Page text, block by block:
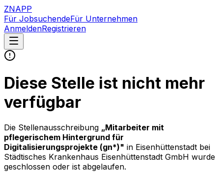
ZNAPP
Für JobsuchendeFür Unternehmen
AnmeldenRegistrieren
Diese Stelle ist nicht mehr
verfügbar
Die Stellenausschreibung „Mitarbeiter mit
pflegerischem Hintergrund für
Digitalisierungsprojekte (gn*)" in Eisenhüttenstadt bei
Städtisches Krankenhaus Eisenhüttenstadt GmbH wurde
geschlossen oder ist abgelaufen.